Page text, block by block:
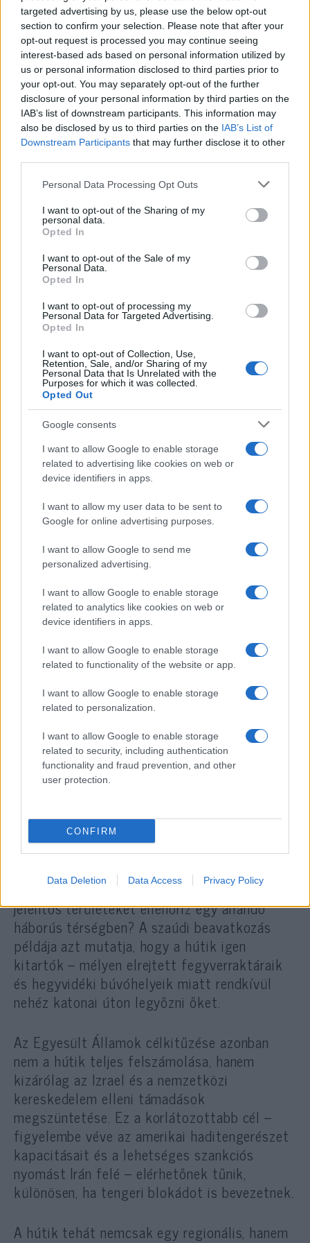
targeted advertising by us, please use the below opt-out
section to confirm your selection. Please note that after your
opt-out request is processed you may continue seeing
interest-based ads based on personal information utilized by
us or personal information disclosed to third parties prior to
your opt-out. You may separately opt-out of the further
disclosure of your personal information by third parties on the
IAB’s list of downstream participants. This information may
also be disclosed by us to third parties on the IAB’s List of
Downstream Participants that may further disclose it to other
Please note that this website/app uses one or more Google
not limited to your visit or usage behaviour. You may click to
grant or deny consent to Google and its third-party tags to
use your data for below specified purposes in below Google
consent section.
Personal Data Processing Opt Outs
I want to opt-out of the Sharing of my
personal data.
Opted In
I want to opt-out of the Sale of my
Personal Data.
Opted In
I want to opt-out of processing my
Personal Data for Targeted Advertising.
Opted In
I want to opt-out of Collection, Use,
Retention, Sale, and/or Sharing of my
Personal Data that Is Unrelated with the
Purposes for which it was collected.
Opted Out
Google consents
I want to allow Google to enable storage
related to advertising like cookies on web or
device identifiers in apps.
I want to allow my user data to be sent to
Google for online advertising purposes.
I want to allow Google to send me
personalized advertising.
I want to allow Google to enable storage
related to analytics like cookies on web or
device identifiers in apps.
I want to allow Google to enable storage
related to functionality of the website or app.
I want to allow Google to enable storage
related to personalization.
I want to allow Google to enable storage
related to security, including authentication
functionality and fraud prevention, and other
user protection.
CONFIRM
Data Deletion Data Access Privacy Policy
engedik áthaladni a Báb el-Mandeb szoroson
az izraeli érdekeltségű hajókat, és időről időre
ballisztikus rakétákat lőnek ki Izraelre –
főként az éjszakai órákban, a lakosság
pszichés megfélemlítésére.
Emellett több hajót is elfogtak, állítva, hogy
azok izraeli tulajdonban vannak.
A támadások hatására a Szuezi-
csatornán keresztüli
hajóforgalom drasztikusan
visszaesett, egyes becslések
szerint a 60–70%-kal is csökkent.
Sok kereskedelmi hajó inkább a hosszabb,
Afrika megkerülésével járó útvonalat
választja, elkerülve a hútik által ellenőrzött
térséget.
A nemzetközi válaszlépések
Az elmúlt másfél évben a Biden-
adminisztráció csak korlátozott mértékben
reagált a hútik tevékenységére, és Izrael is
viszonylag kevés, de célzott csapást mért
jemeni célpontokra – főként
olajlétesítményekre és infrastrukturális
célpontokra. Ezek a támadások látványos
robbanásokat eredményeztek, ám a hútik
elszántságát nem törték meg.
Donald Trump, a volt amerikai elnök a Truth
Social felületén kijelentette, hogy célja a
hajózási szabadság helyreállítása a Vörös-
tengeren, valamint az iráni támogatás
megszüntetése a hútik irányába. Kiemelte:
mivel Irán látja el a hútikat fegyverekkel,
minden húszi támadás egyben iráni
provokációnak is tekinthető.
Le lehet győzni a hútikat?
Felmerül a kérdés: el lehet-e rettenteni egy
olyan szervezetet, amely évek óta harcol, és
jelentős területeket ellenőriz egy állandó
háborús térségben? A szaúdi beavatkozás
példája azt mutatja, hogy a hútik igen
kitartók – mélyen elrejtett fegyverraktáraik
és hegyvidéki búvóhelyeik miatt rendkívül
nehéz katonai úton legyőzni őket.
Az Egyesült Államok célkitűzése azonban
nem a hútik teljes felszámolása, hanem
kizárólag az Izrael és a nemzetközi
kereskedelem elleni támadások
megszüntetése. Ez a korlátozottabb cél –
figyelembe véve az amerikai haditengerészet
kapacitásait és a lehetséges szankciós
nyomást Irán felé – elérhetőnek tűnik,
különösen, ha tengeri blokádot is bevezetnek.
A hútik tehát nemcsak egy regionális, hanem